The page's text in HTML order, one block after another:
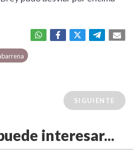
SIGUIENTE
interesar...